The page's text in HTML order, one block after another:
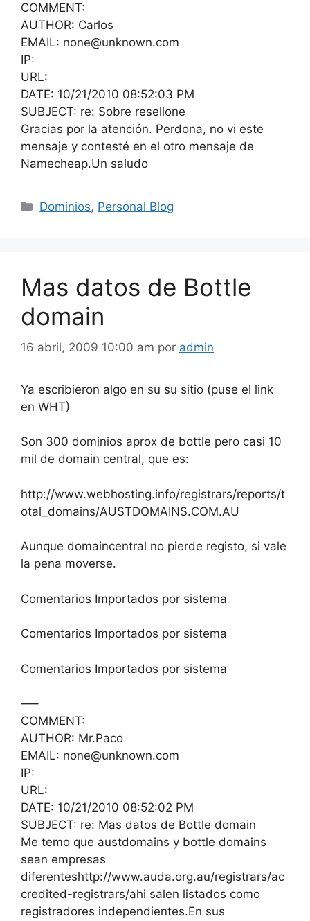
COMMENT:
AUTHOR: Carlos
EMAIL: none@unknown.com
IP:
URL:
DATE: 10/21/2010 08:52:03 PM
SUBJECT: re: Sobre resellone
Gracias por la atención. Perdona, no vi este
mensaje y contesté en el otro mensaje de
Namecheap.Un saludo
Categorías
Dominios, Personal Blog
Mas datos de Bottle
domain
16 abril, 2009 10:00 am por admin
Ya escribieron algo en su su sitio (puse el link
en WHT)
Son 300 dominios aprox de bottle pero casi 10
mil de domain central, que es:
http://www.webhosting.info/registrars/reports/t
otal_domains/AUSTDOMAINS.COM.AU
Aunque domaincentral no pierde registo, si vale
la pena moverse.
Comentarios Importados por sistema
Comentarios Importados por sistema
Comentarios Importados por sistema
—–
COMMENT:
AUTHOR: Mr.Paco
EMAIL: none@unknown.com
IP:
URL:
DATE: 10/21/2010 08:52:02 PM
SUBJECT: re: Mas datos de Bottle domain
Me temo que austdomains y bottle domains
sean empresas
diferenteshttp://www.auda.org.au/registrars/ac
credited-registrars/ahi salen listados como
registradores independientes.En sus